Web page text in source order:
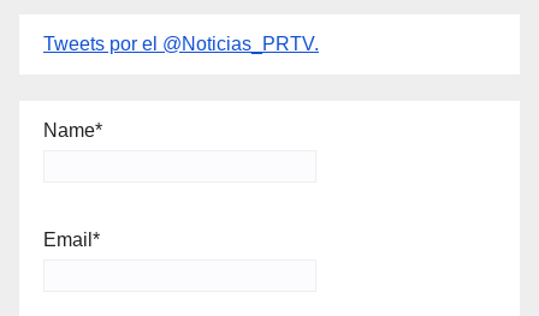
Tweets por el @Noticias_PRTV.
Name*
Email*